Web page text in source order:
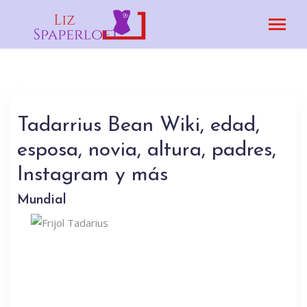
Tadarrius Bean Wiki, edad,
esposa, novia, altura, padres,
Instagram y más
Mundial